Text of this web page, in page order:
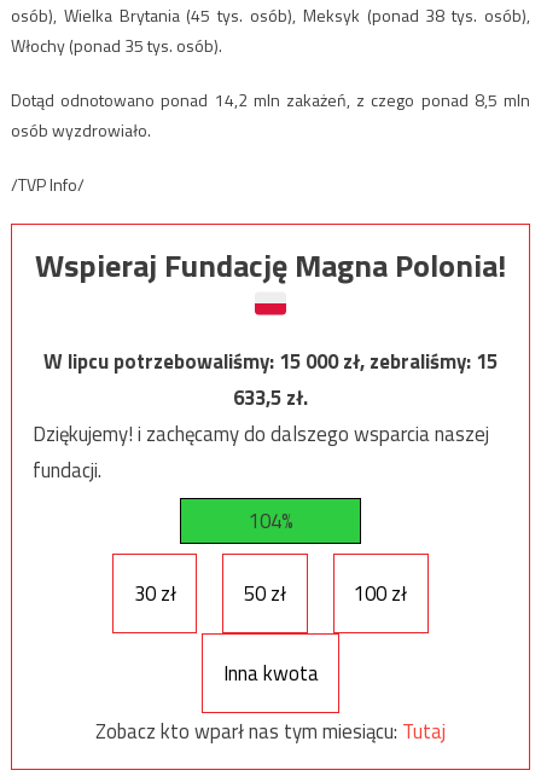
osób), Wielka Brytania (45 tys. osób), Meksyk (ponad 38 tys. osób),
Włochy (ponad 35 tys. osób).
Dotąd odnotowano ponad 14,2 mln zakażeń, z czego ponad 8,5 mln
osób wyzdrowiało.
/TVP Info/
Wspieraj Fundację Magna Polonia!
W lipcu potrzebowaliśmy:15 000zł, zebraliśmy:15
633,5zł.
Dziękujemy! i zachęcamy do dalszego wsparcia naszej
fundacji.
104%
30 zł 50 zł 100 zł
Inna kwota
Zobacz kto wparł nas tym miesiącu: Tutaj